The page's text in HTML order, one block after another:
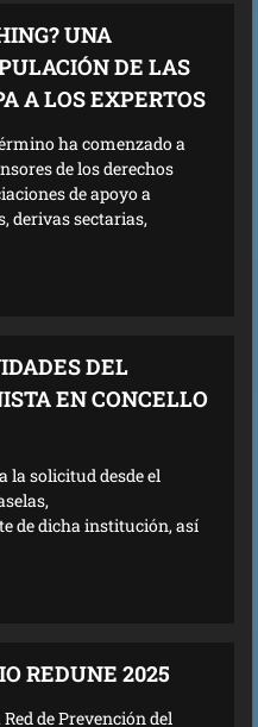
UNA
DE LAS
A LOS EXPERTOS
ha comenzado a
de los derechos
de apoyo a
derivas sectarias,
DEL
EN CONCELLO
desde el
de dicha institución, así
REDUNE 2025
de Prevención del